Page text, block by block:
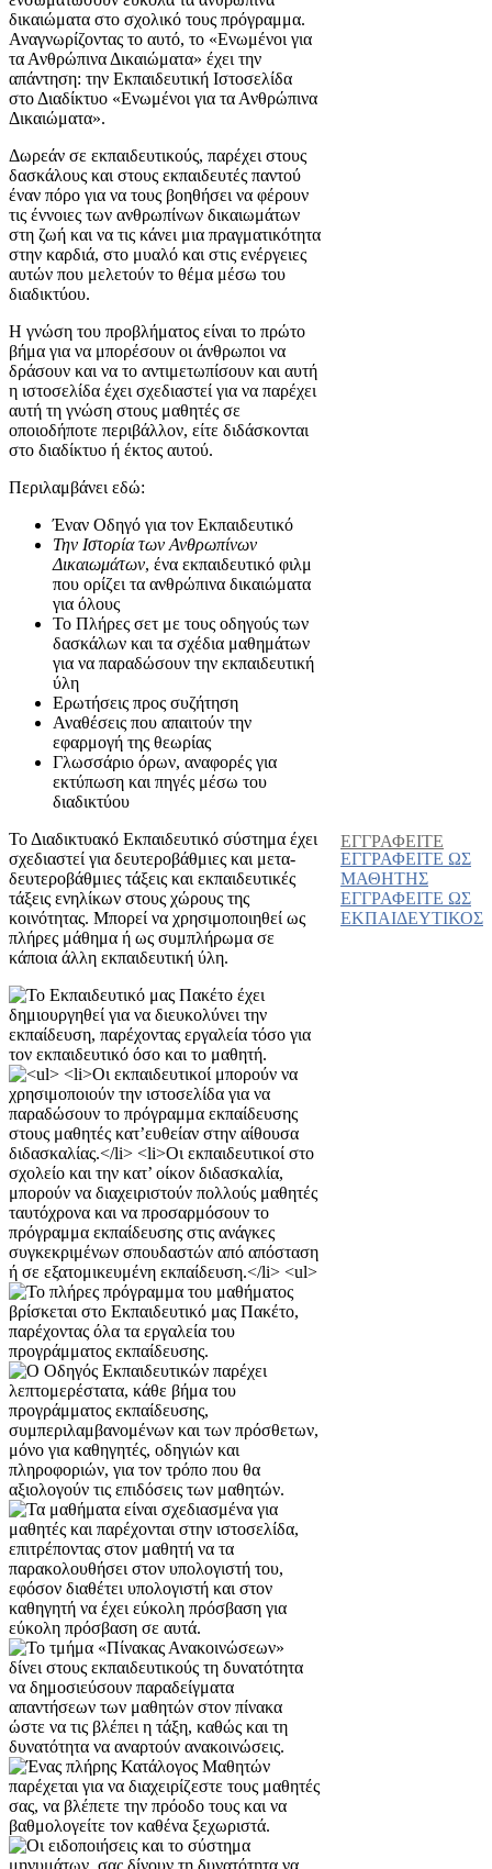
δικαιώματα στο σχολικό τους πρόγραμμα.
Αναγνωρίζοντας το αυτό, το «Ενωμένοι για
τα Ανθρώπινα Δικαιώματα» έχει την
απάντηση: την Εκπαιδευτική Ιστοσελίδα
στο Διαδίκτυο «Ενωμένοι για τα Ανθρώπινα
Δικαιώματα».
Δωρεάν σε εκπαιδευτικούς, παρέχει στους
δασκάλους και στους εκπαιδευτές παντού
έναν πόρο για να τους βοηθήσει να φέρουν
τις έννοιες των ανθρωπίνων δικαιωμάτων
στη ζωή και να τις κάνει μια πραγματικότητα
στην καρδιά, στο μυαλό και στις ενέργειες
αυτών που μελετούν το θέμα μέσω του
διαδικτύου.
Η γνώση του προβλήματος είναι το πρώτο
βήμα για να μπορέσουν οι άνθρωποι να
δράσουν και να το αντιμετωπίσουν και αυτή
η ιστοσελίδα έχει σχεδιαστεί για να παρέχει
αυτή τη γνώση στους μαθητές σε
οποιοδήποτε περιβάλλον, είτε διδάσκονται
στο διαδίκτυο ή έκτος αυτού.
Περιλαμβάνει εδώ:
Έναν Οδηγό για τον Εκπαιδευτικό
Την Ιστορία των Ανθρωπίνων
Δικαιωμάτων, ένα εκπαιδευτικό φιλμ
που ορίζει τα ανθρώπινα δικαιώματα
για όλους
Το Πλήρες σετ με τους οδηγούς των
δασκάλων και τα σχέδια μαθημάτων
για να παραδώσουν την εκπαιδευτική
ύλη
Ερωτήσεις προς συζήτηση
Αναθέσεις που απαιτούν την
εφαρμογή της θεωρίας
Γλωσσάριο όρων, αναφορές για
εκτύπωση και πηγές μέσω του
διαδικτύου
Το Διαδικτυακό Εκπαιδευτικό σύστημα έχει
σχεδιαστεί για δευτεροβάθμιες και μετα-
δευτεροβάθμιες τάξεις και εκπαιδευτικές
τάξεις ενηλίκων στους χώρους της
κοινότητας. Μπορεί να χρησιμοποιηθεί ως
πλήρες μάθημα ή ως συμπλήρωμα σε
κάποια άλλη εκπαιδευτική ύλη.
ΕΓΓΡΑΦΕΙΤΕ
ΕΓΓΡΑΦΕΙΤΕ ΩΣ
ΜΑΘΗΤΗΣ
ΕΓΓΡΑΦΕΙΤΕ ΩΣ
ΕΚΠΑΙΔΕΥΤΙΚΟΣ